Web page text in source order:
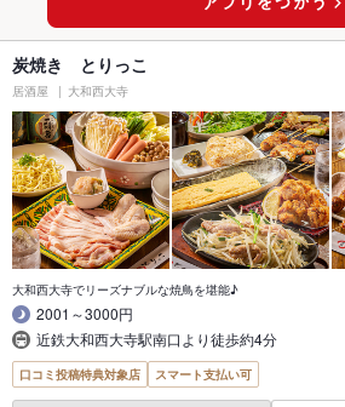
炭焼き とりっこ
居酒屋 大和西大寺
大和西大寺でリーズナブルな焼鳥を堪能♪
2001～3000円
近鉄大和西大寺駅南口より徒歩約4分
口コミ投稿特典対象店 スマート支払い可